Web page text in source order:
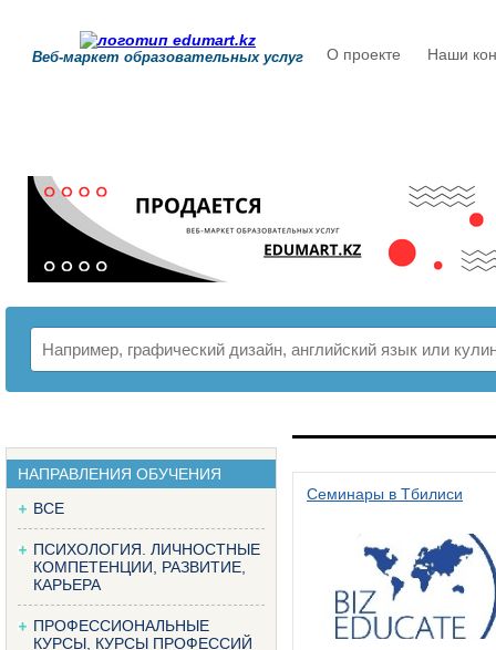
Веб-маркет образовательных услуг О проекте Наши
НАПРАВЛЕНИЯ ОБУЧЕНИЯ
ВСЕ
ПСИХОЛОГИЯ. ЛИЧНОСТНЫЕ
КОМПЕТЕНЦИИ, РАЗВИТИЕ,
КАРЬЕРА
ПРОФЕССИОНАЛЬНЫЕ
КУРСЫ, КУРСЫ ПРОФЕССИЙ
Семинары в Тбилиси